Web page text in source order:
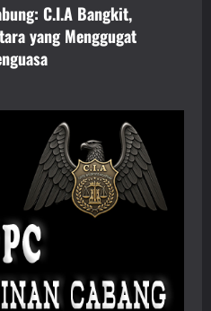
C.I.A Bangkit,
yang Menggugat